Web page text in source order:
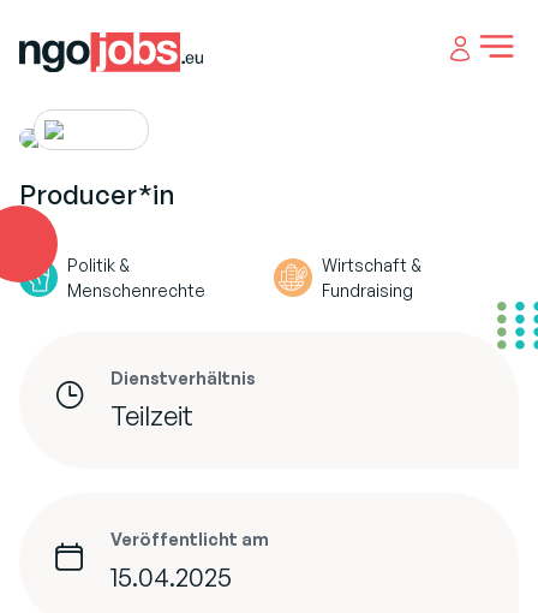
Open
Producer*in
Politik &
Menschenrechte
Wirtschaft &
Fundraising
Dienstverhältnis
Teilzeit
Veröffentlicht am
15.04.2025